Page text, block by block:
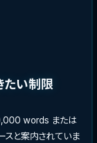
たい制限
words または
スと案内されていま